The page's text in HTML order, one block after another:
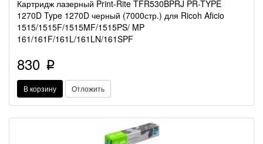
Картридж лазерный Print-Rite TFR530BPRJ PR-TYPE
1270D Type 1270D черный (7000стр.) для Ricoh Aficio
1515/1515F/1515MF/1515PS/ MP
161/161F/161L/161LN/161SPF
830 p
В корзину Отложить